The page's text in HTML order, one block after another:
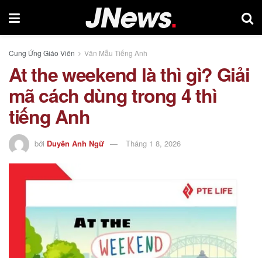
Cung Ứng Giáo Viên Văn Mẫu Tiếng Anh
At the weekend là thì gì? Giải
mã cách dùng trong 4 thì
tiếng Anh
bởi Duyên Anh Ngữ Tháng 1 8, 2026